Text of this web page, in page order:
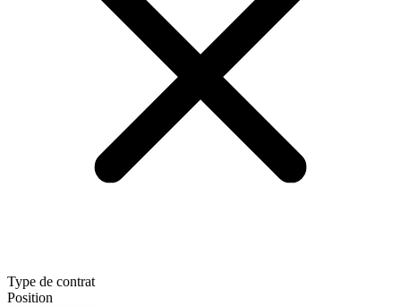
Type de contrat
Position